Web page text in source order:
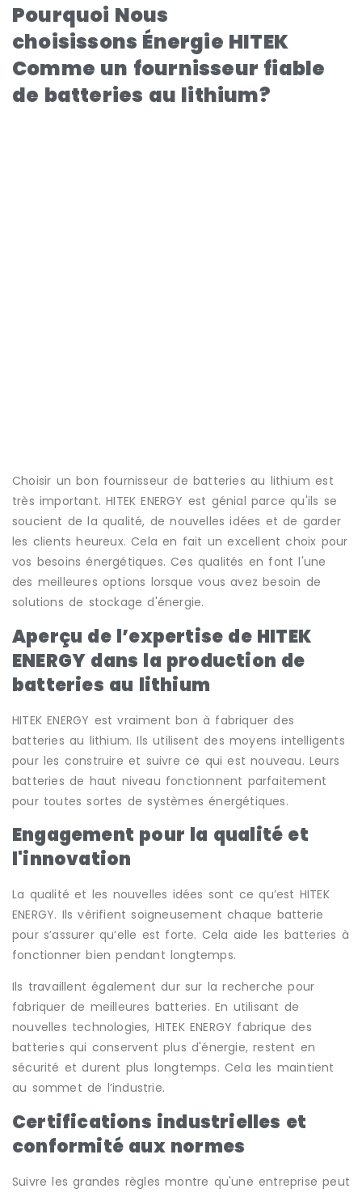
Pourquoi Nous
choisissons Énergie HITEK
Comme un fournisseur fiable
de batteries au lithium?
Choisir un bon fournisseur de batteries au lithium est
très important. HITEK ENERGY est génial parce qu'ils se
soucient de la qualité, de nouvelles idées et de garder
les clients heureux. Cela en fait un excellent choix pour
vos besoins énergétiques. Ces qualités en font l'une
des meilleures options lorsque vous avez besoin de
solutions de stockage d'énergie.
Aperçu de l’expertise de HITEK
ENERGY dans la production de
batteries au lithium
HITEK ENERGY est vraiment bon à fabriquer des
batteries au lithium. Ils utilisent des moyens intelligents
pour les construire et suivre ce qui est nouveau. Leurs
batteries de haut niveau fonctionnent parfaitement
pour toutes sortes de systèmes énergétiques.
Engagement pour la qualité et
l'innovation
La qualité et les nouvelles idées sont ce qu’est HITEK
ENERGY. Ils vérifient soigneusement chaque batterie
pour s’assurer qu’elle est forte. Cela aide les batteries à
fonctionner bien pendant longtemps.
Ils travaillent également dur sur la recherche pour
fabriquer de meilleures batteries. En utilisant de
nouvelles technologies, HITEK ENERGY fabrique des
batteries qui conservent plus d'énergie, restent en
sécurité et durent plus longtemps. Cela les maintient
au sommet de l’industrie.
Certifications industrielles et
conformité aux normes
Suivre les grandes règles montre qu'une entreprise peut